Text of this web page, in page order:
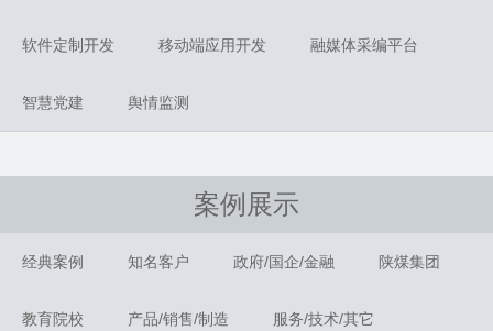
软件定制开发 移动端应用开发 融媒体采编平台
智慧党建 舆情监测
案例展示
经典案例 知名客户 政府/国企/金融 陕煤集团
教育院校 产品/销售/制造 服务/技术/其它